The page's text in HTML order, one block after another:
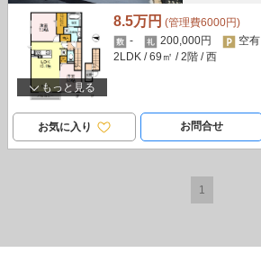
もっと見る
8.5万円 (管理費6000円)
-
200,000円
空有
2LDK / 69㎡ / 2階 / 西
お気に入り お問合せ
1